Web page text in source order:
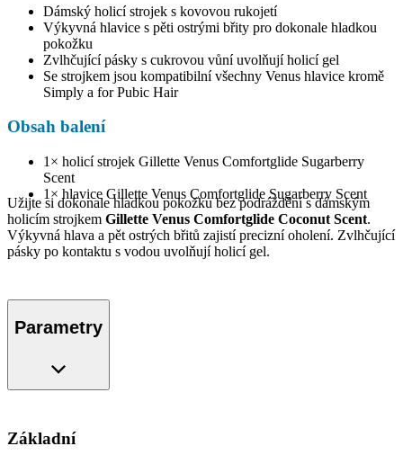
Dámský holicí strojek s kovovou rukojetí
Výkyvná hlavice s pěti ostrými břity pro dokonale hladkou
pokožku
Zvlhčující pásky s cukrovou vůní uvolňují holicí gel
Se strojkem jsou kompatibilní všechny Venus hlavice kromě
Simply a for Pubic Hair
Obsah balení
1× holicí strojek Gillette Venus Comfortglide Sugarberry
Scent
1× hlavice Gillette Venus Comfortglide Sugarberry Scent
Užijte si dokonale hladkou pokožku bez podráždění s dámským
holicím strojkem Gillette Venus Comfortglide Coconut Scent.
Výkyvná hlava a pět ostrých břitů zajistí precizní oholení. Zvlhčující
pásky po kontaktu s vodou uvolňují holicí gel.
Parametry
Základní